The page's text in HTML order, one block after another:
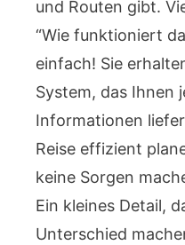
und Routen gibt.
“Wie funktioniert
einfach! Sie
System, das Ihnen
Informationen
Reise effizient
keine Sorgen
Ein kleines Detail,
Unterschied